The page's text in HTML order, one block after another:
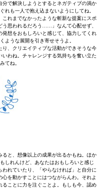
で解決しようとするとネガティブの渦か
れも一人で抱え込まないようにしてね。
れまでなかったような斬新な提案にスポ
う思われるだろう……」なんて心配せず、
想をおもしろいと感じて、協力してくれ
ような展開を引き寄せそうよ。
、クリエイティブな活動ができそうな今
わね。チャレンジする気持ちを奮い立た
てね。
と、想像以上の成果が出るかもね。ほか
しれんけど、あなたはおもしろいと感じ
れていたり、「やらなければ」と自分に
を動かすことにはつながらんわ。それよ
ることに力を注ぐことよ。もしも今、認め